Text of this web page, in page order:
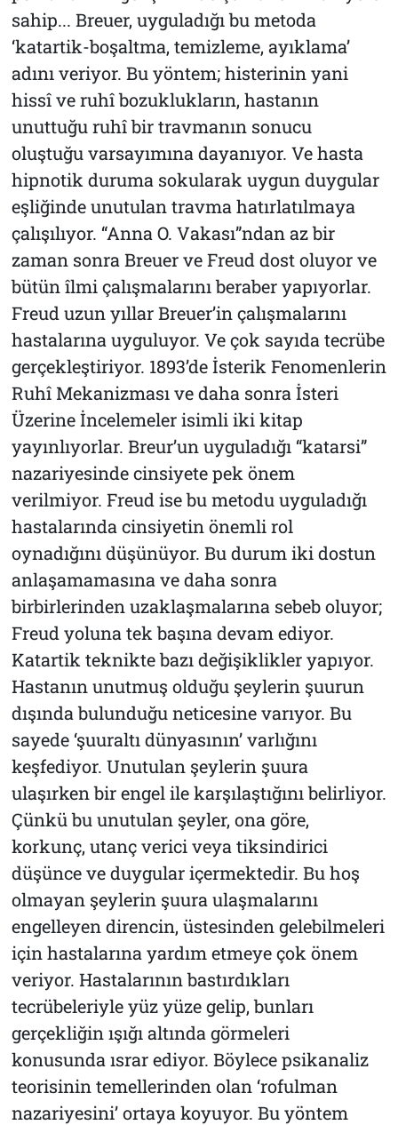
sahip... Breuer, uyguladığı bu metoda
‘katartik-boşaltma, temizleme, ayıklama’
adını veriyor. Bu yöntem; histerinin yani
hissî ve ruhî bozuklukların, hastanın
unuttuğu ruhî bir travmanın sonucu
oluştuğu varsayımına dayanıyor. Ve hasta
hipnotik duruma sokularak uygun duygular
eşliğinde unutulan travma hatırlatılmaya
çalışılıyor. “Anna O. Vakası”ndan az bir
zaman sonra Breuer ve Freud dost oluyor ve
bütün îlmi çalışmalarını beraber yapıyorlar.
Freud uzun yıllar Breuer’in çalışmalarını
hastalarına uyguluyor. Ve çok sayıda tecrübe
gerçekleştiriyor. 1893’deİsterik Fenomenlerin
Ruhî Mekanizmasıve daha sonra İsteri
Üzerine İncelemelerisimli iki kitap
yayınlıyorlar. Breur’un uyguladığı “katarsi”
nazariyesinde cinsiyete pek önem
verilmiyor. Freud ise bu metodu uyguladığı
hastalarında cinsiyetin önemli rol
oynadığını düşünüyor. Bu durum iki dostun
anlaşamamasına ve daha sonra
birbirlerinden uzaklaşmalarına sebeb oluyor;
Freud yoluna tek başına devam ediyor.
Katartik teknikte bazı değişiklikler yapıyor.
Hastanın unutmuş olduğu şeylerin şuurun
dışında bulunduğu neticesine varıyor. Bu
sayede ‘şuuraltı dünyasının’ varlığını
keşfediyor. Unutulan şeylerin şuura
ulaşırken bir engel ile karşılaştığını belirliyor.
Çünkü bu unutulan şeyler, ona göre,
korkunç, utanç verici veya tiksindirici
düşünce ve duygular içermektedir. Bu hoş
olmayan şeylerin şuura ulaşmalarını
engelleyen direncin, üstesinden gelebilmeleri
için hastalarına yardım etmeye çok önem
veriyor. Hastalarının bastırdıkları
tecrübeleriyle yüz yüze gelip, bunları
gerçekliğin ışığı altında görmeleri
konusunda ısrar ediyor. Böylece psikanaliz
teorisinin temellerinden olan ‘rofulman
nazariyesini’ ortaya koyuyor. Bu yöntem